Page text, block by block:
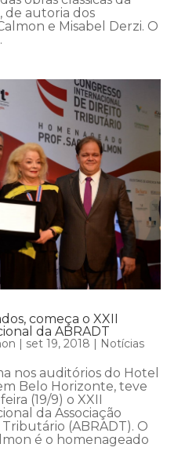
de autoria dos
e Misabel Derzi. O
começa o XXII
da ABRADT
set 19, 2018 Notícias
nos auditórios do Hotel
Belo Horizonte, teve
(19/9) o XXII
da Associação
(ABRADT). O
é o homenageado